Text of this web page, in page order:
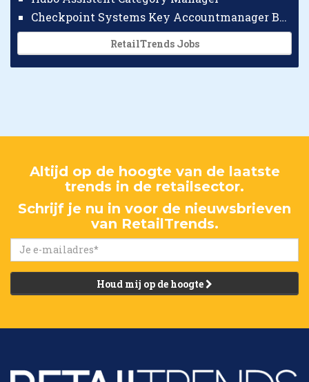
Checkpoint Systems Key Accountmanager Benelux
RetailTrends Jobs
Altijd op de hoogte van de laatste
trends in de retailsector.
Schrijf je nu in voor de nieuwsbrieven
van RetailTrends.
Houd mij op de hoogte